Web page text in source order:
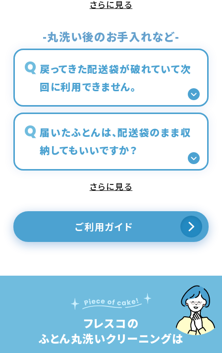
さらに見る
-丸洗い後のお手入れなど-
戻ってきた配送袋が破れていて次
回に利用できません。
届いたふとんは、配送袋のまま収
納してもいいですか？
さらに見る
ご利用ガイド
フレスコの
ふとん丸洗いクリーニングは